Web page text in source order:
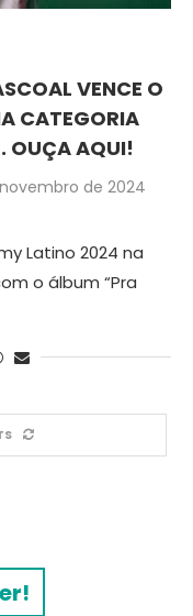
VENCE O
CATEGORIA
OUÇA AQUI!
de 2024
Latino 2024 na
o álbum “Pra